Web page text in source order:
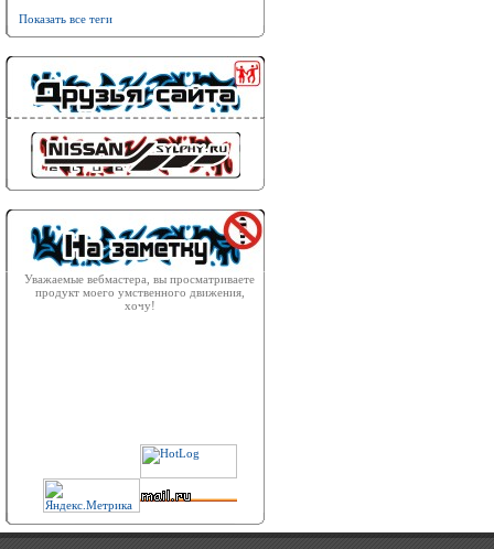
Показать все теги
Уважаемые вебмастера, вы просматриваете
продукт моего умственного движения,
хочу!